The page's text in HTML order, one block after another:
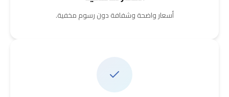
أسعار واضحة وشفافة دون رسوم مخفية.